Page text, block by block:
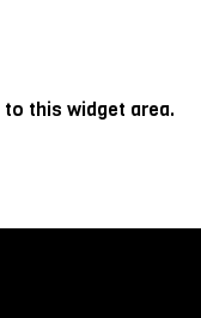
this widget area.